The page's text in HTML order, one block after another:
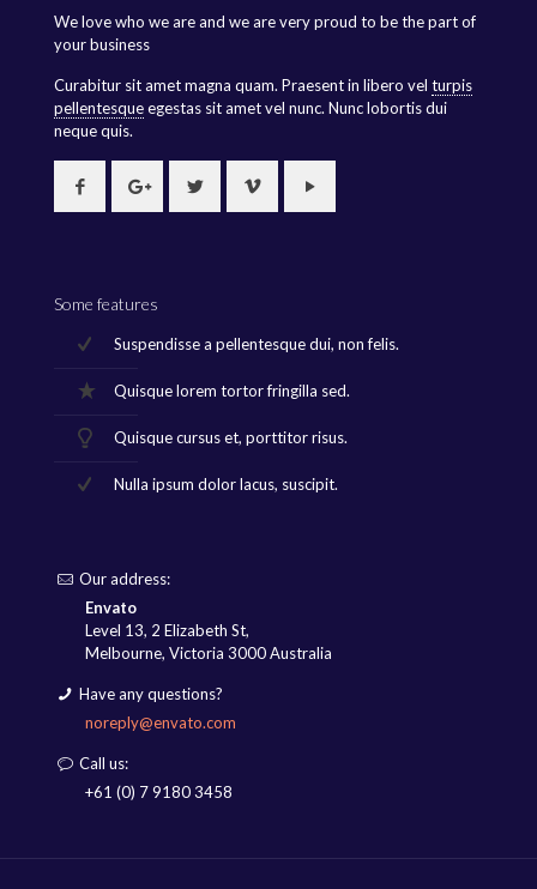
We love who we are and we are very proud to be the part of
your business
Curabitur sit amet magna quam. Praesent in libero vel turpis
pellentesqueegestas sit amet vel nunc. Nunc lobortis dui
neque quis.
Some features
Suspendisse a pellentesque dui, non felis.
Quisque lorem tortor fringilla sed.
Quisque cursus et, porttitor risus.
Nulla ipsum dolor lacus, suscipit.
Our address:
Envato
Level 13, 2 Elizabeth St,
Melbourne, Victoria 3000 Australia
Have any questions?
noreply@envato.com
Call us:
+61 (0) 7 9180 3458